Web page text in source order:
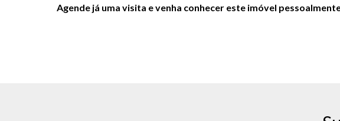
Agende já uma visita e venha conhecer este imóvel